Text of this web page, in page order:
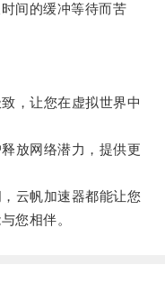
间的缓冲等待而苦
，让您在虚拟世界中
放网络潜力，提供更
云帆加速器都能让您
您相伴。